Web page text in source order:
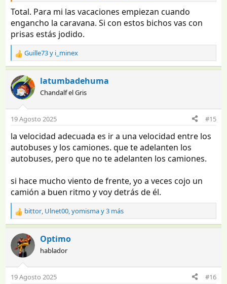
Total. Para mi las vacaciones empiezan cuando
engancho la caravana. Si con estos bichos vas con
prisas estás jodido.
R
e
a
c
c
o
n
s
:
Guille73y i_minex
latumbadehuma
Chandalf el Gris
19 Agosto 2025 #15
la velocidad adecuada es ir a una velocidad entre los
autobuses y los camiones. que te adelanten los
autobuses, pero que no te adelanten los camiones.
si hace mucho viento de frente, yo a veces cojo un
camión a buen ritmo y voy detrás de él.
R
e
a
c
c
o
n
bittor, Ulnet00,yomismay 3 más
Optimo
hablador
19 Agosto 2025 #16